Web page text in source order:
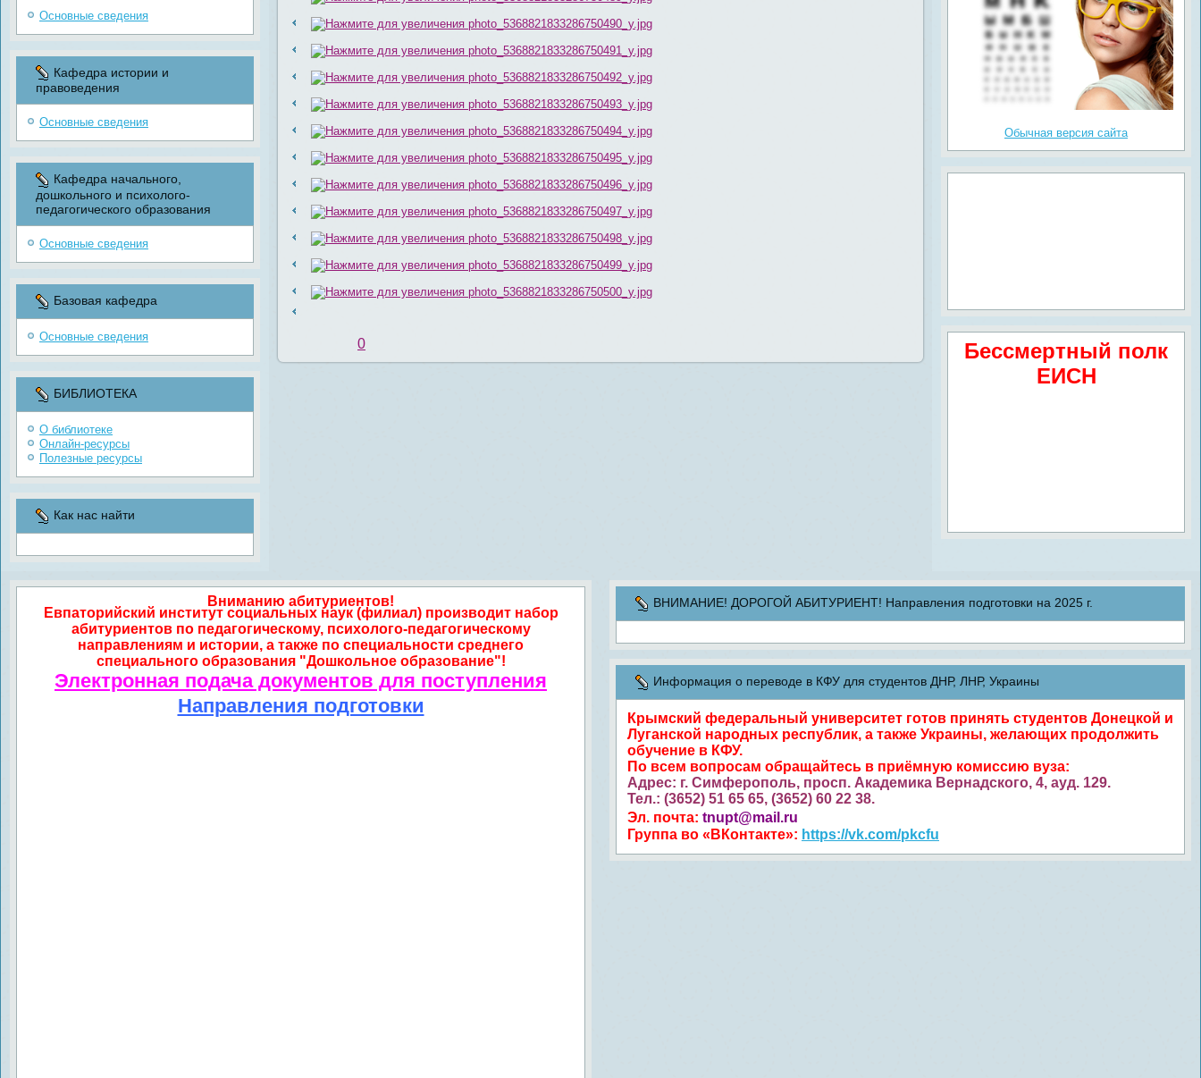
Основные сведения
Кафедра истории и
правоведения
Основные сведения
Кафедра начального,
дошкольного и психолого-
педагогического образования
Основные сведения
Базовая кафедра
Основные сведения
БИБЛИОТЕКА
О библиотеке
Онлайн-ресурсы
Полезные ресурсы
Как нас найти
0
Обычная версия сайта
Бессмертный полк
ЕИСН
Вниманию абитуриентов!
Евпаторийский институт социальных наук (филиал) производит набор
абитуриентов по педагогическому, психолого-педагогическому
направлениям и истории, а также по специальности среднего
специального образования "Дошкольное образование"!
Электронная подача документов для поступления
Направления подготовки
ВНИМАНИЕ! ДОРОГОЙ АБИТУРИЕНТ! Направления подготовки на 2025 г.
Информация о переводе в КФУ для студентов ДНР, ЛНР, Украины
Крымский федеральный университет готов принять студентов Донецкой и
Луганской народных республик, а также Украины, желающих продолжить
обучение в КФУ.
По всем вопросам обращайтесь в приёмную комиссию вуза:
Адрес: г. Симферополь, просп. Академика Вернадского, 4, ауд. 129.
Тел.: (3652) 51 65 65, (3652) 60 22 38.
Эл. почта: tnupt@mail.ru
Группа во «ВКонтакте»: https://vk.com/pkcfu